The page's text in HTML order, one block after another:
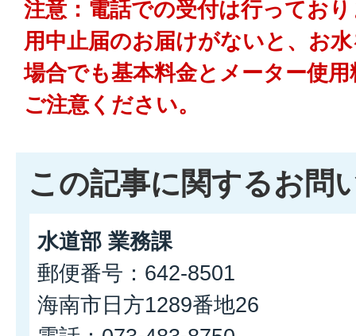
注意：電話での受付は行ってお
用中止届のお届けがないと、お
場合でも基本料金とメーター使
ご注意ください。
この記事に関するお問
水道部 業務課
郵便番号：642-8501
海南市日方1289番地26